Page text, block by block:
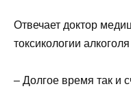
Отвечает доктор
токсикологии
– Долгое время так и